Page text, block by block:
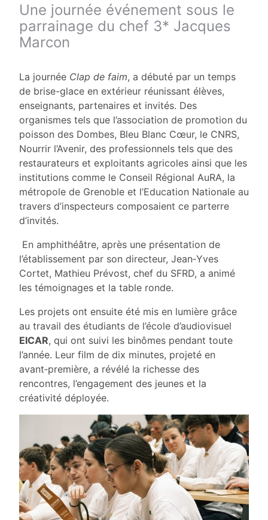
Une journée événement sous le
parrainage du chef 3* Jacques
Marcon
La journée Clap de faim, a débuté par un temps
de brise-glace en extérieur réunissant élèves,
enseignants, partenaires et invités. Des
organismes tels que l’association de promotion du
poisson des Dombes, Bleu Blanc Cœur, le CNRS,
Nourrir l’Avenir, des professionnels tels que des
restaurateurs et exploitants agricoles ainsi que les
institutions comme le Conseil Régional AuRA, la
métropole de Grenoble et l’Education Nationale au
travers d’inspecteurs composaient ce parterre
d’invités.
En amphithéâtre, après une présentation de
l’établissement par son directeur, Jean‑Yves
Cortet, Mathieu Prévost, chef du SFRD, a animé
les témoignages et la table ronde.
Les projets ont ensuite été mis en lumière grâce
au travail des étudiants de l’école d’audiovisuel
EICAR, qui ont suivi les binômes pendant toute
l’année. Leur film de dix minutes, projeté en
avant‑première, a révélé la richesse des
rencontres, l’engagement des jeunes et la
créativité déployée.